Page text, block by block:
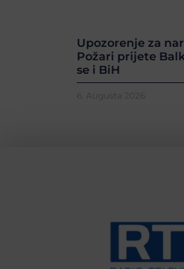
Upozorenje za
Požari prijete
se i BiH
6. Augusta 2026.